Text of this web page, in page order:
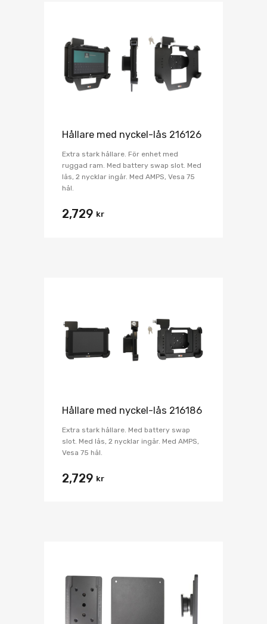
Hållare med nyckel-lås 216126
Extra stark hållare. För enhet med
ruggad ram. Med battery swap slot. Med
lås, 2 nycklar ingår. Med AMPS, Vesa 75
hål.
2,729 kr
Hållare med nyckel-lås 216186
Extra stark hållare. Med battery swap
slot. Med lås, 2 nycklar ingår. Med AMPS,
Vesa 75 hål.
2,729 kr